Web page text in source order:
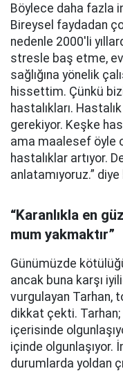
Böylece daha fazla
Bireysel faydadan
nedenle 2000'li
stresle baş etme,
sağlığına yönelik
hissettim. Çünkü
hastalıkları.
gerekiyor. Keşke
ama maalesef öyle
hastalıklar artıyor.
anlatamıyoruz.”
“Karanlıkla en
mum yakmaktır”
Günümüzde
ancak buna karşı
vurgulayan Tarhan,
dikkat çekti.
içerisinde
içinde olgunlaşıyor.
durumlarda yoldan